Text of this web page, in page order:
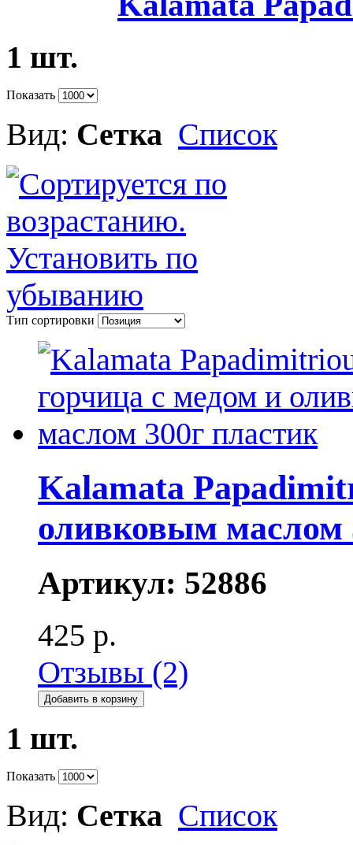
1 шт.
Показать
Вид: Сетка Список
Тип сортировки
Kalamata
оливковым маслом
Артикул: 52886
425 р.
Отзывы (2)
Добавить в корзину
1 шт.
Показать
Вид: Сетка Список